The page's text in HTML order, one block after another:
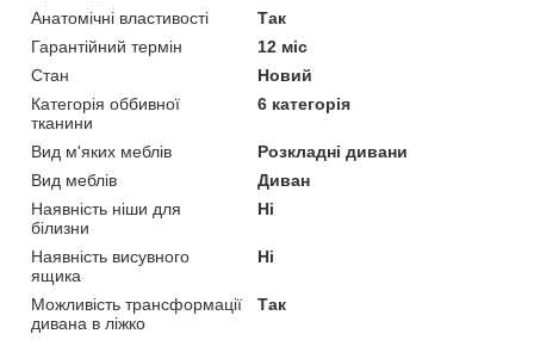
Анатомічні властивості
Так
Гарантійний термін
12 міс
Стан
Новий
Категорія оббивної
тканини
6 категорія
Вид м'яких меблів
Розкладні дивани
Вид меблів
Диван
Наявність ніши для
білизни
Ні
Наявність висувного
ящика
Ні
Можливість трансформації
дивана в ліжко
Так